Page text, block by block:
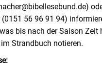
(0151 56 96 91 94)
bis nach der Saison Zeit
Strandbuch notieren.